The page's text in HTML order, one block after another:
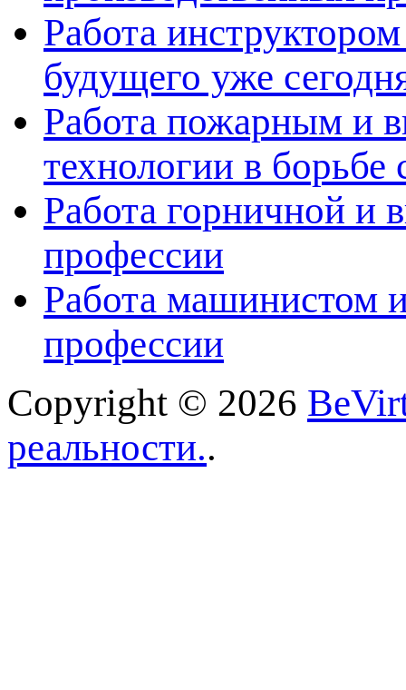
Работа
будущего уже
Работа пожарным и
технологии в борьбе
Работа горничной и
профессии
Работа машинистом
профессии
Copyright © 2026
реальности..